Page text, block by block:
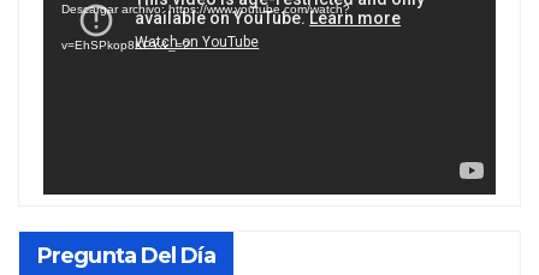
vídeo
Descargar archivo: https://www.youtube.com/watch?
v=EhSPkop8KPY&_=2
Pregunta Del Día